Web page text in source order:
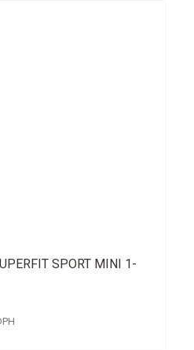
SPORT MINI 1-